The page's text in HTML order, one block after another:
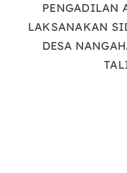
PENGADILAN
LAKSANAKAN
DESA